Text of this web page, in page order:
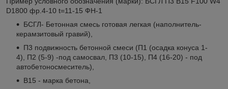
D1800 фр.4-10 t=11-15 ФН-1
БСГЛ- Бетонная cмесь готовая легкая (наполнитель-
керамзитовый гравий),
П3 подвижность бетонной смеси (П1 (осадка конуса 1-
4), П2 (5-9) -под самосвал, П3 (10-15), П4 (16-20) - под
автобетоносмеситель),
B15 - марка бетона,